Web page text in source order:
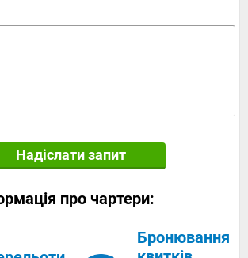
Надіслати запит
про чартери:
Бронювання